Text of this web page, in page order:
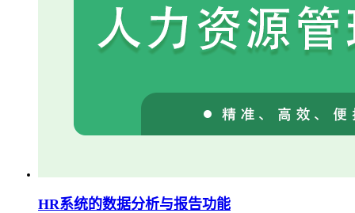
HR系统的数据分析与报告功能